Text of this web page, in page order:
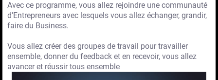
Avec ce programme, vous allez rejoindre une communauté
d'Entrepreneurs avec lesquels vous allez échanger, grandir,
faire du Business.
Vous allez créer des groupes de travail pour travailler
ensemble, donner du feedback et en recevoir, vous allez
avancer et réussir tous ensemble